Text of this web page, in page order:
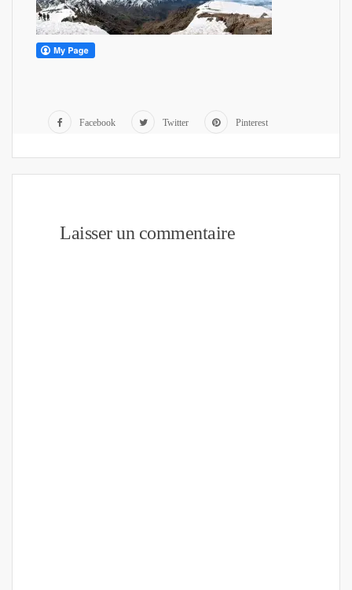
Facebook Twitter Pinterest
Laisser un commentaire